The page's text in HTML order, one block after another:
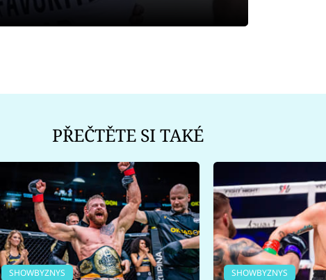
PŘEČTĚTE SI TAKÉ
SHOWBYZNYS SHOWBYZNYS